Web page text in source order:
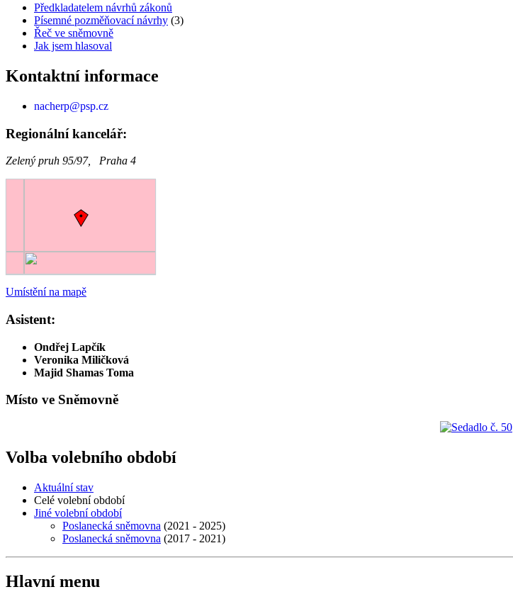
Předkladatelem návrhů zákonů
Písemné pozměňovací návrhy (3)
Řeč ve sněmovně
Jak jsem hlasoval
Kontaktní informace
nacherp@psp.cz
Regionální kancelář:
Zelený pruh 95/97, Praha 4
Umístění na mapě
Asistent:
Ondřej Lapčík
Veronika Miličková
Majid Shamas Toma
Místo ve Sněmovně
Volba volebního období
Aktuální stav
Celé volební období
Jiné volební období
Poslanecká sněmovna (2021 - 2025)
Poslanecká sněmovna (2017 - 2021)
Hlavní menu